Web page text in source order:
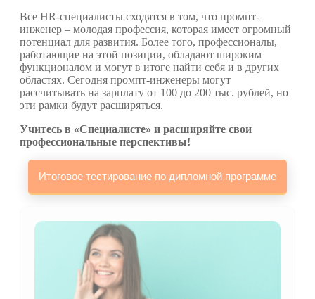
Все HR-специалисты сходятся в том, что промпт-
инженер – молодая профессия, которая имеет огромный
потенциал для развития. Более того, профессионалы,
работающие на этой позиции, обладают широким
функционалом и могут в итоге найти себя и в других
областях. Сегодня промпт-инженеры могут
рассчитывать на зарплату от 100 до 200 тыс. рублей, но
эти рамки будут расширяться.
Учитесь в «Специалисте» и расширяйте свои
профессиональные перспективы!